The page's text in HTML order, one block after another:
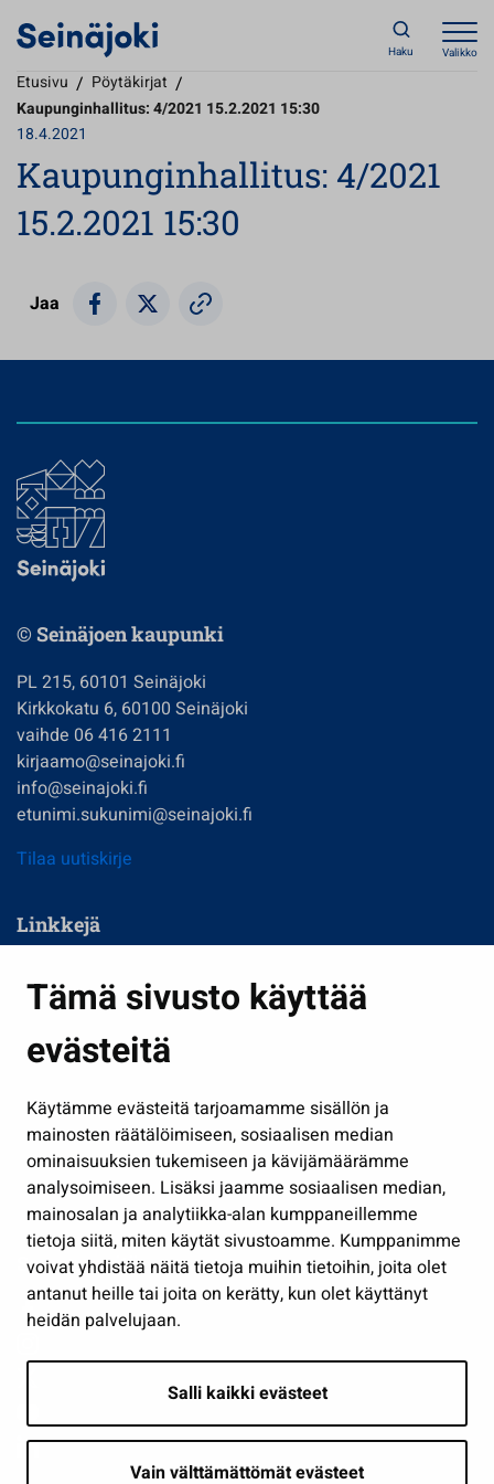
Tämä sivusto käyttää
evästeitä
Käytämme evästeitä tarjoamamme sisällön ja
mainosten räätälöimiseen, sosiaalisen median
ominaisuuksien tukemiseen ja kävijämäärämme
analysoimiseen. Lisäksi jaamme sosiaalisen median,
mainosalan ja analytiikka-alan kumppaneillemme
tietoja siitä, miten käytät sivustoamme. Kumppanimme
voivat yhdistää näitä tietoja muihin tietoihin, joita olet
antanut heille tai joita on kerätty, kun olet käyttänyt
heidän palvelujaan.
Salli kaikki evästeet
Vain välttämättömät evästeet
Haku Valikko
Etusivu / Pöytäkirjat /
Kaupunginhallitus: 4/2021 15.2.2021 15:30
18.4.2021
Kaupunginhallitus: 4/2021
15.2.2021 15:30
Jaa
© Seinäjoen kaupunki
PL 215, 60101 Seinäjoki
Kirkkokatu 6, 60100 Seinäjoki
vaihde 06 416 2111
kirjaamo@seinajoki.fi
info@seinajoki.fi
etunimi.sukunimi@seinajoki.fi
Tilaa uutiskirje
Linkkejä
Kasvatus ja opetus
Kulttuuri ja liikunta
Työ ja yrittäminen
Osallistu ja asioi
Näytä omat evästeasetukseni
Seuraa meitä